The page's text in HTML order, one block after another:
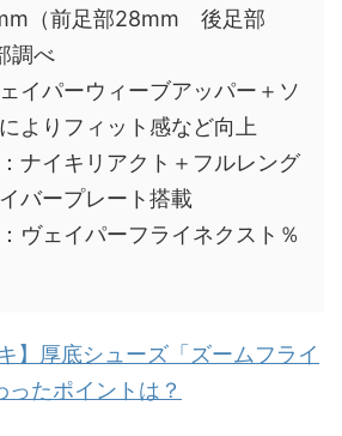
（前足部28mm 後足部
調べ
イパーウィーブアッパー＋ソ
よりフィット感など向上
ナイキリアクト＋フルレング
バープレート搭載
ヴェイパーフライネクスト％
キ】厚底シューズ「ズームフライ
たポイントは？